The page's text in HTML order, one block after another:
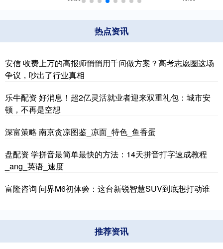
热点资讯
安信 收费上万的高报师悄悄用千问做方案？高考志愿圈这场
争议，吵出了行业真相
乐牛配资 好消息！超2亿灵活就业者迎来双重礼包：城市安
顿，不再是空想
深富策略 南京贪凉图鉴_凉面_特色_鱼香蛋
盘配资 学拼音最简单最快的方法：14天拼音打字速成教程
_ang_英语_速度
富隆咨询 问界M6初体验：这台新锐智慧SUV到底想打动谁
推荐资讯